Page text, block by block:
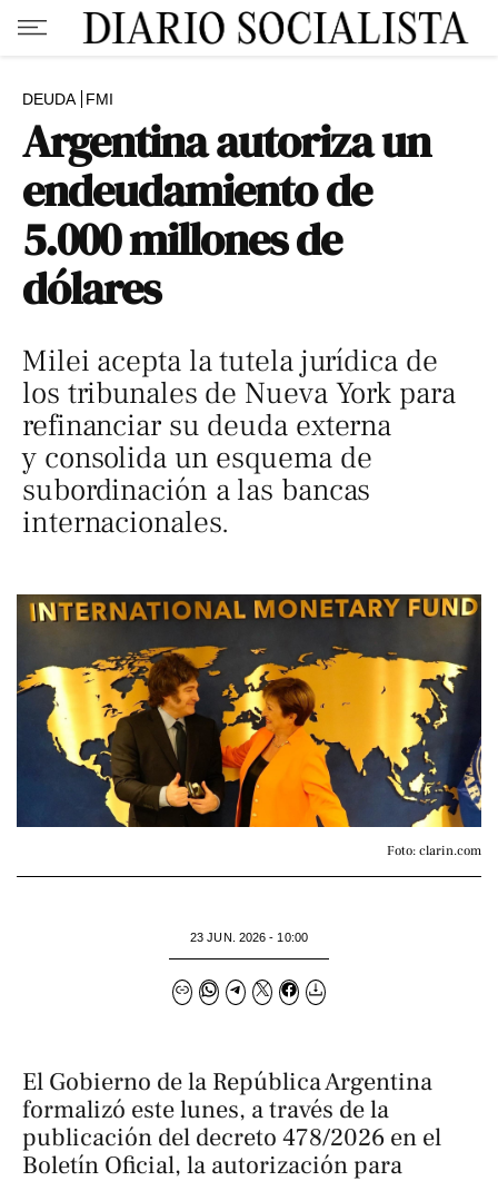
DEUDA FMI
Argentina autoriza un
endeudamiento de
5.000 millones de
dólares
Milei acepta la tutela jurídica de
los tribunales de Nueva York para
refinanciar su deuda externa
y consolida un esquema de
subordinación a las bancas
internacionales.
Foto: clarin.com
23 JUN. 2026 - 10:00
El Gobierno de la República Argentina
formalizó este lunes, a través de la
publicación del decreto 478/2026 en el
Boletín Oficial, la autorización para